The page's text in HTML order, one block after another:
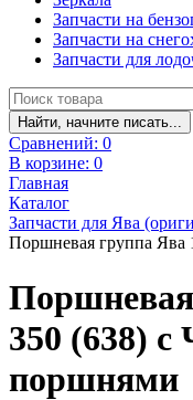
Запчасти на
Запчасти на
Запчасти для
Найти, начните писать...
Сравнений: 0
В корзине: 0
Главная
Каталог
Запчасти для Ява
Поршневая группа
350 (638)
поршнями